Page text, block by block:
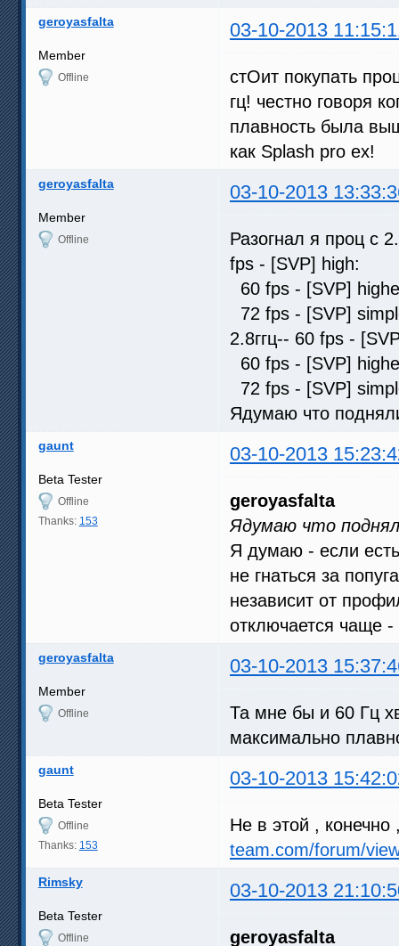
geroyasfalta 03-10-2013
Member
Offline
стОит покупать
гц! честно говоря
плавность была
как Splash pro ex!
geroyasfalta 03-10-2013
Member
Offline
Разогнал я проц с
fps - [SVP] high:
60 fps - [SVP]
72 fps - [SVP]
2.8ггц-- 60 fps -
60 fps - [SVP]
72 fps - [SVP]
Ядумаю что
gaunt 03-10-2013
Beta Tester
Offline
Thanks: 153
geroyasfalta
Ядумаю что
Я думаю - если
не гнаться за
независит от
отключается чаще
geroyasfalta 03-10-2013
Member
Offline
Та мне бы и 60 Гц
максимально
gaunt 03-10-2013
Beta Tester
Offline
Thanks: 153
Не в этой ,
team.com/forum/
Rimsky 03-10-2013
Beta Tester
Offline geroyasfalta